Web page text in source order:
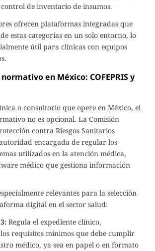
de inventario de insumos.
ofrecen plataformas integradas que
estas categorías en un solo entorno, lo
útil para clínicas con equipos
en México: COFEPRIS y
o consultorio que opere en México, el
no es opcional. La Comisión
contra Riesgos Sanitarios
autoridad encargada de regular los
utilizados en la atención médica,
médico que gestiona información
relevantes para la selección
digital en el sector salud:
Regula el expediente clínico,
requisitos mínimos que debe cumplir
médico, ya sea en papel o en formato